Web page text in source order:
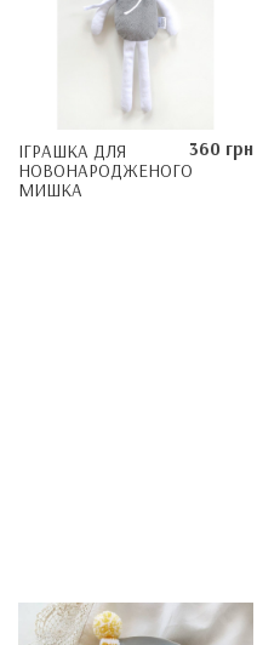
ІГРАШКА ДЛЯ
НОВОНАРОДЖЕНОГО
MИШКА
360 грн